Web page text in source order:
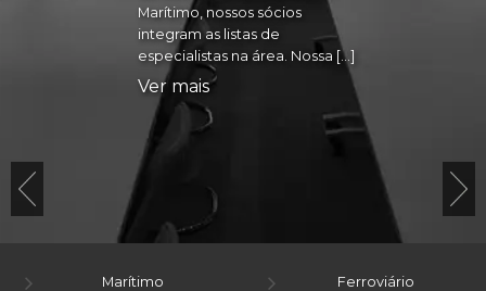
Marítimo, nossos sócios
integram as listas de
especialistas na área. Nossa […]
Ver mais
Marítimo Ferroviário